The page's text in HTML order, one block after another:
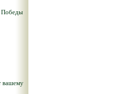
Победы
вашему